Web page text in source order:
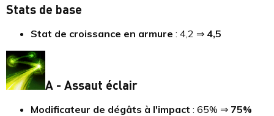
Stats de base
Stat de croissance en armure : 4,2 ⇒ 4,5
A - Assaut éclair
Modificateur de dégâts à l'impact : 65% ⇒ 75%